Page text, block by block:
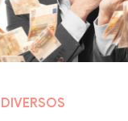
DIVERSOS